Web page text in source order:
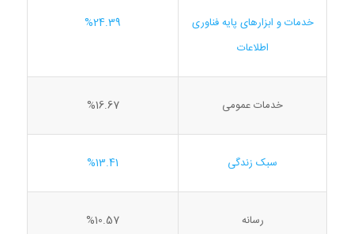
خدمات و ابزارهای پایه فناوری
اطلاعات
%24.39
خدمات عمومی %16.67
سبک زندگی %13.41
رسانه %10.57